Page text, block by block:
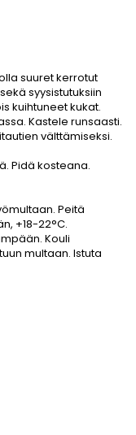
suuret kerrotut
syysistutuksiin
kuihtuneet kukat.
Kastele runsaasti.
välttämiseksi.
Pidä kosteana.
Peitä
+18-22°C.
Kouli
multaan. Istuta